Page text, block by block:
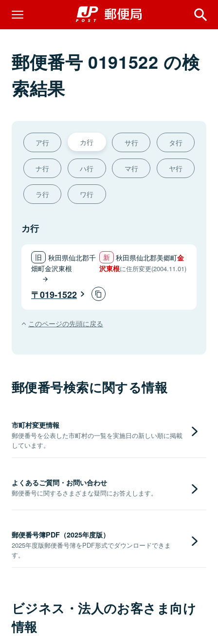
郵便番号 0191522 の検
索結果
ア行 カ行 サ行 タ行
ナ行 ハ行 マ行 ヤ行
ラ行 ワ行
カ行
秋田県仙北郡千
畑町金沢東根
秋田県仙北郡美郷町金
沢東根に住所変更(2004.11.01)
019-1522
このページの先頭に戻る
郵便番号検索に関する情報
市町村変更情報
郵便番号を公表した市町村の一覧を実施日の新しい順に掲載
しています。
よくあるご質問・お問い合わせ
郵便番号に関するさまざまな疑問にお答えします。
郵便番号簿PDF（2025年度版）
2025年度版郵便番号簿をPDF形式でダウンロードできま
す。
ビジネス・法人のお客さま向け
情報